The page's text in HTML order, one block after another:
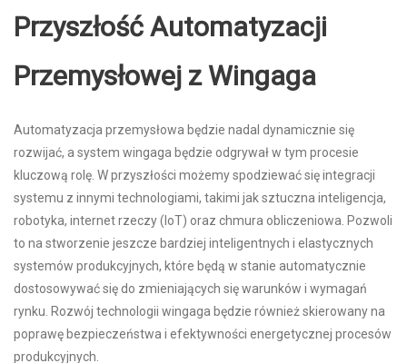
Przyszłość Automatyzacji
Przemysłowej z Wingaga
Automatyzacja przemysłowa będzie nadal dynamicznie się
rozwijać, a system wingaga będzie odgrywał w tym procesie
kluczową rolę. W przyszłości możemy spodziewać się integracji
systemu z innymi technologiami, takimi jak sztuczna inteligencja,
robotyka, internet rzeczy (IoT) oraz chmura obliczeniowa. Pozwoli
to na stworzenie jeszcze bardziej inteligentnych i elastycznych
systemów produkcyjnych, które będą w stanie automatycznie
dostosowywać się do zmieniających się warunków i wymagań
rynku. Rozwój technologii wingaga będzie również skierowany na
poprawę bezpieczeństwa i efektywności energetycznej procesów
produkcyjnych.